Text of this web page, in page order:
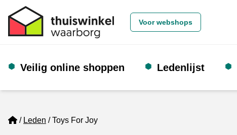
Voor webshops
Veilig online shoppen Ledenlijst
Home
Leden Toys For Joy